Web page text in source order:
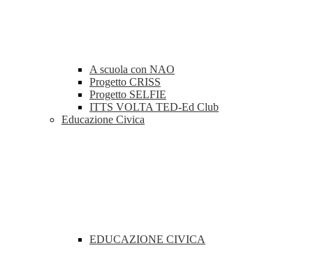
A scuola con NAO
Progetto CRISS
Progetto SELFIE
ITTS VOLTA TED-Ed Club
Educazione Civica
EDUCAZIONE CIVICA